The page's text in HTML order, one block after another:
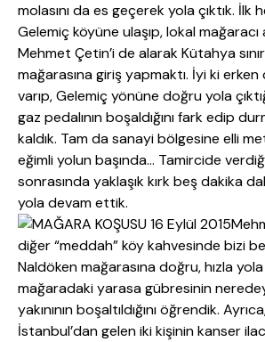
molasını da es geçerek yola çıktık. İlk
Gelemiç köyüne ulaşıp, lokal mağaracı
Mehmet Çetin’i de alarak Kütahya
mağarasına giriş yapmaktı. İyi ki erken
varıp, Gelemiç yönüne doğru yola
gaz pedalının boşaldığını fark edip
kaldık. Tam da sanayi bölgesine elli
eğimli yolun başında… Tamircide
sonrasında yaklaşık kırk beş dakika
yola devam ettik.
diğer “meddah” köy kahvesinde bizi
Naldöken mağarasına doğru, hızla yola
mağaradaki yarasa gübresinin
yakınının boşaltıldığını öğrendik.
İstanbul’dan gelen iki kişinin kanser